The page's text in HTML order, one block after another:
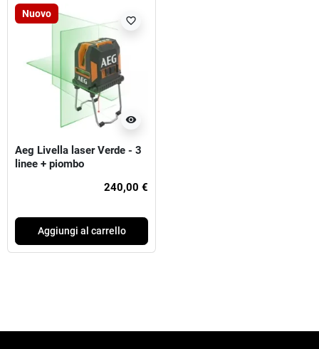
Nuovo
visibility
favorite_border
Aeg Livella laser Verde - 3
linee + piombo
240,00 €
Aggiungi al carrello